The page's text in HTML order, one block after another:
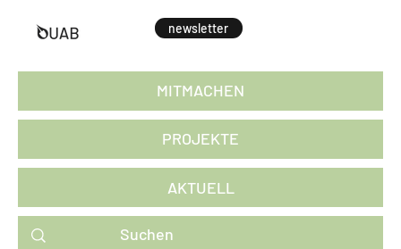
newsletter
AKTUELL
PROJEKTE
MITMACHEN